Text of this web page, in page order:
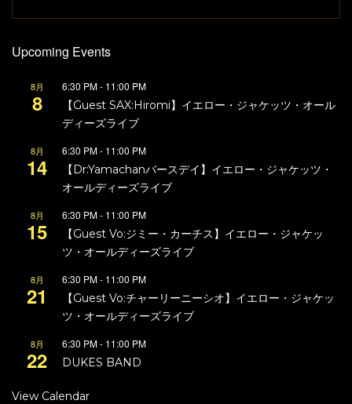
Upcoming Events
8月
8
6:30 PM- 11:00 PM
【Guest SAX:Hiromi】イエロー・ジャケッツ・オール
ディーズライブ
8月
14
6:30 PM- 11:00 PM
【Dr:Yamachanバースデイ】イエロー・ジャケッツ・
オールディーズライブ
8月
15
6:30 PM- 11:00 PM
【Guest Vo:ジミー・カーチス】イエロー・ジャケッ
ツ・オールディーズライブ
8月
21
6:30 PM- 11:00 PM
【Guest Vo:チャーリーニーシオ】イエロー・ジャケッ
ツ・オールディーズライブ
8月
22
6:30 PM- 11:00 PM
DUKES BAND
View Calendar